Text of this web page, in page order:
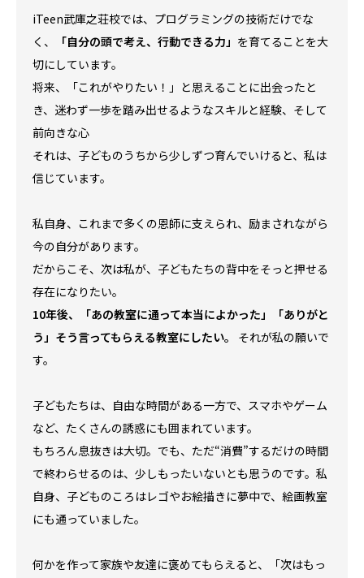
iTeen武庫之荘校では、プログラミングの技術だけでな
く、
「自分の頭で考え、行動できる力」 を育てることを大
切にしています。
将来、「これがやりたい！」と思えることに出会ったと
き、迷わず一歩を踏み出せるようなスキルと経験、そして
前向きな心――
それは、子どものうちから少しずつ育んでいけると、私は
信じています。
私自身、これまで多くの恩師に支えられ、励まされながら
今の自分があります。
だからこそ、次は私が、子どもたちの背中をそっと押せる
存在になりたい。
10年後、「あの教室に通って本当によかった」「ありがと
う」 そう言ってもらえる教室にしたい。
それが私の願いで
す。
子どもたちは、自由な時間がある一方で、スマホやゲーム
など、たくさんの誘惑にも囲まれています。
もちろん息抜きは大切。でも、ただ“消費”するだけの時間
で終わらせるのは、少しもったいないとも思うのです。私
自身、子どものころはレゴやお絵描きに夢中で、絵画教室
にも通っていました。
何かを作って家族や友達に褒めてもらえると、「次はもっ